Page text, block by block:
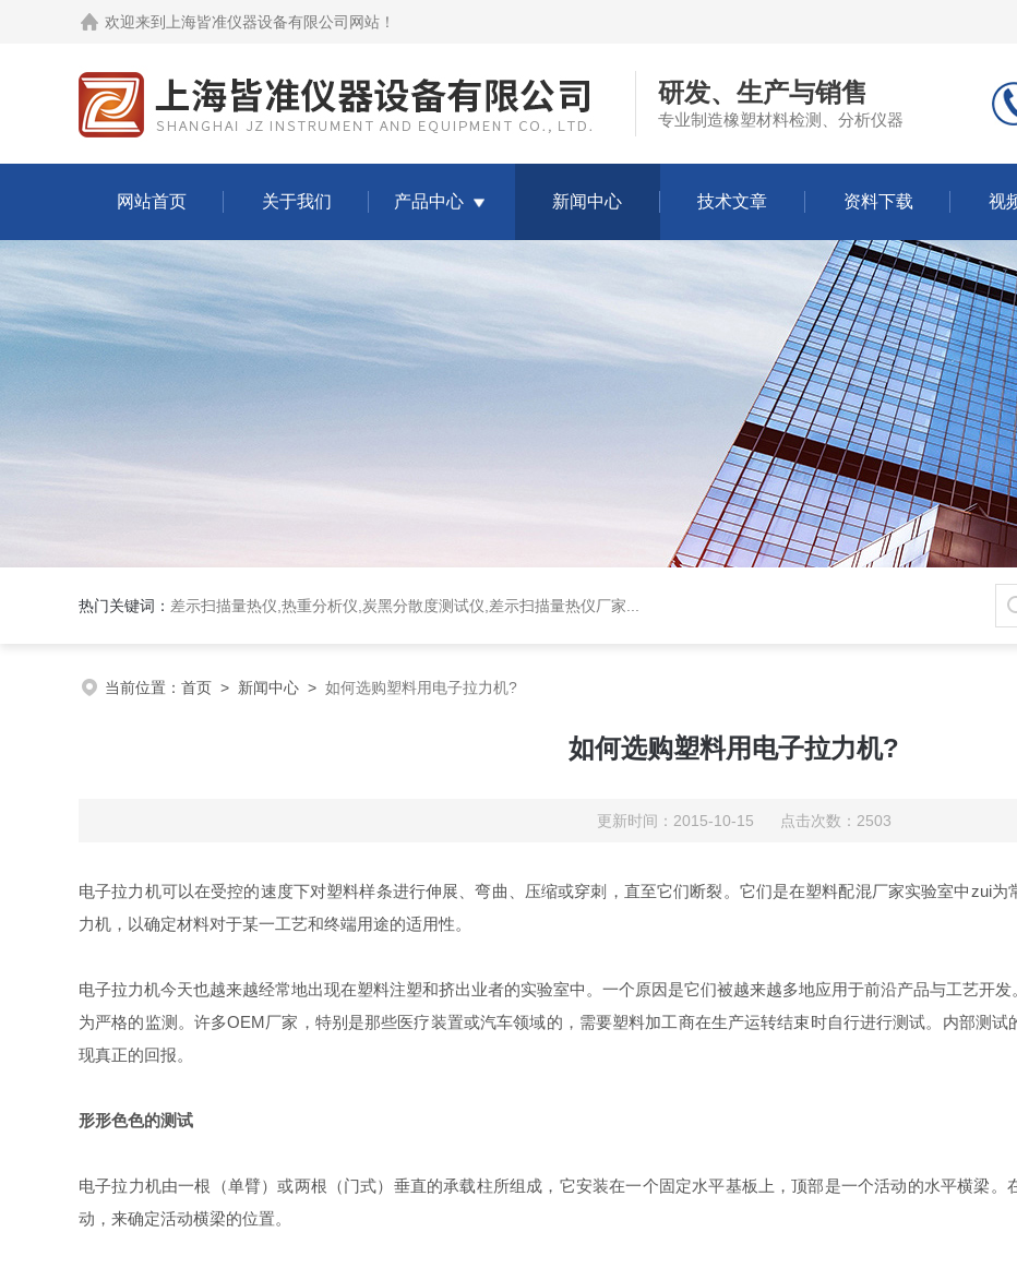
欢迎来到 上海皆准仪器设备有限公司网站 ！
研发、生产与销售
专业制造橡塑材料检测、分析仪器
网站首页 关于我们 产品中心 新闻中心 技术文章 资料下载 视
热门关键词： 差示扫描量热仪 热重分析仪 炭黑分散度测试仪 差示扫描量热仪厂家
当前位置： 首页 > 新闻中心 > 如何选购塑料用电子拉力机?
如何选购塑料用电子拉力机?
更新时间：2015-10-15 点击次数：2503
电子拉力机可以在受控的速度下对塑料样条进行伸展、弯曲、压缩或穿刺，直至它们断裂。它们是在塑料配混厂家实验室中zui
力机，以确定材料对于某一工艺和终端用途的适用性。
电子拉力机今天也越来越经常地出现在塑料注塑和挤出业者的实验室中。一个原因是它们被越来越多地应用于前沿产品与工艺开
为严格的监测。许多OEM厂家，特别是那些医疗装置或汽车领域的，需要塑料加工商在生产运转结束时自行进行测试。内部测
现真正的回报。
形形色色的测试
电子拉力机由一根（单臂）或两根（门式）垂直的承载柱所组成，它安装在一个固定水平基板上，顶部是一个活动的水平横梁
动，来确定活动横梁的位置。